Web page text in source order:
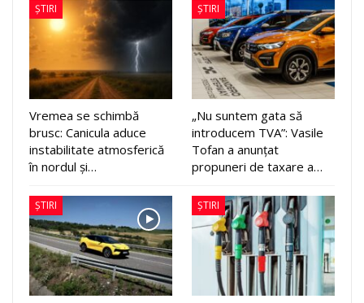
ȘTIRI
Vremea se schimbă
brusc: Canicula aduce
instabilitate atmosferică
în nordul și…
ȘTIRI
„Nu suntem gata să
introducem TVA”: Vasile
Tofan a anunțat
propuneri de taxare a…
ȘTIRI ȘTIRI